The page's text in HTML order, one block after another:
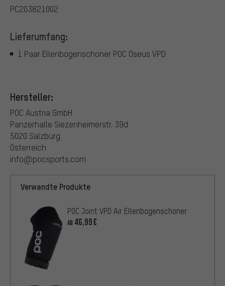
PC203821002
Lieferumfang:
1 Paar Ellenbogenschoner POC Oseus VPD
Hersteller:
POC Austria GmbH
Panzerhalle Siezenheimerstr. 39d
5020 Salzburg
Österreich
info@pocsports.com
Verwandte Produkte
POC Joint VPD Air Ellenbogenschoner
AB 46,99€